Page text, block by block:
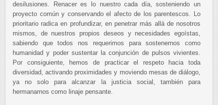
desilusiones. Renacer es lo nuestro cada día, sosteniendo un
proyecto común y conservando el afecto de los parentescos. Lo
prioritario radica en profundizar, en penetrar más allá de nosotros
mismos, de nuestros propios deseos y necesidades egoístas,
sabiendo que todos nos requerimos para sostenernos como
humanidad y poder sustentar la conjunción de pulsos vivientes.
Por consiguiente, hemos de practicar el respeto hacia toda
diversidad, activando proximidades y moviendo mesas de diálogo,
ya no solo para alcanzar la justicia social, también para
hermanarnos como linaje pensante.